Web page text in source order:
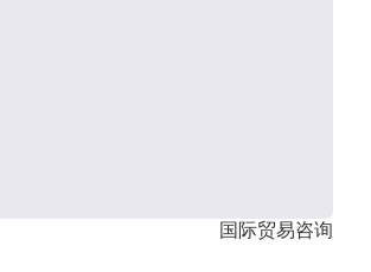
国际贸易咨询